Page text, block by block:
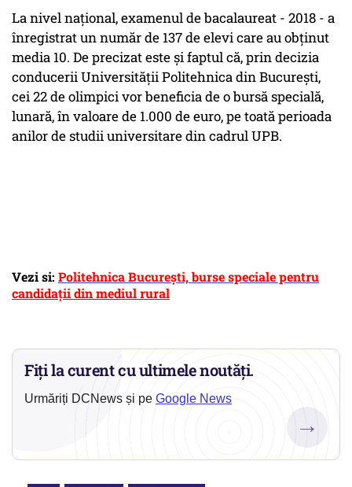
La nivel naţional, examenul de bacalaureat - 2018 - a
înregistrat un număr de 137 de elevi care au obţinut
media 10. De precizat este şi faptul că, prin decizia
conducerii Universităţii Politehnica din Bucureşti,
cei 22 de olimpici vor beneficia de o bursă specială,
lunară, în valoare de 1.000 de euro, pe toată perioada
anilor de studii universitare din cadrul UPB.
Vezi si: Politehnica București, burse speciale pentru
candidații din mediul rural
Fiți la curent cu ultimele noutăți.
Urmăriți DCNews și pe Google News
→